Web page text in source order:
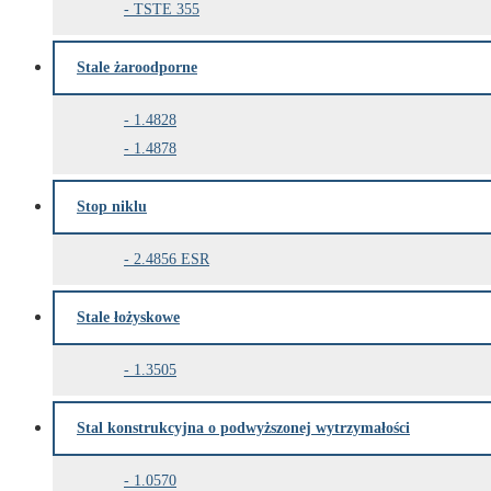
TSTE 355
Stale żaroodporne
1.4828
1.4878
Stop niklu
2.4856 ESR
Stale łożyskowe
1.3505
Stal konstrukcyjna o podwyższonej wytrzymałości
1.0570